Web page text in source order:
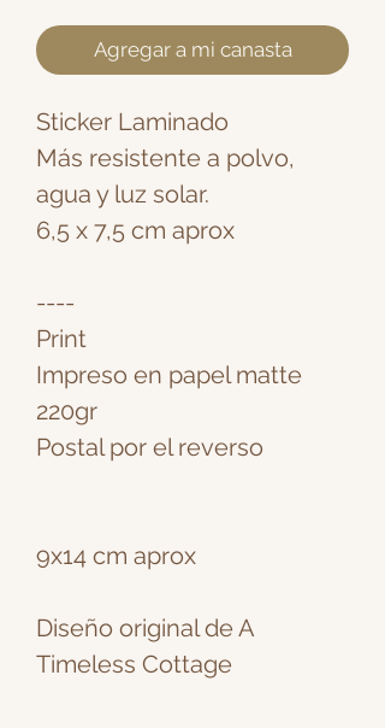
Agregar a mi canasta
Sticker Laminado
Más resistente a polvo,
agua y luz solar.
6,5 x 7,5 cm aprox
----
Print
Impreso en papel matte
220gr
Postal por el reverso
9x14 cm aprox
Diseño original de A
Timeless Cottage